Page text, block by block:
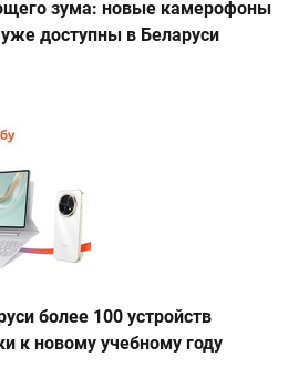
зума: новые камерофоны
доступны в Беларуси
более 100 устройств
к новому учебному году